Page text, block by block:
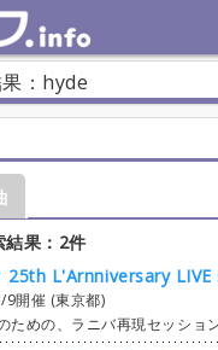
：hyde
結果：2件
25th L'Arnniversary
開催 (東京都)
す。Ｖｏ参加者のみ募集します。 遊びでラルク以外（乃木坂46,欅坂46）の曲も4曲ほど演奏します。ヲタさんの参加も 募集します。 セトリについては25th ﾗﾆﾊﾞ全曲 +α+乃木坂欅坂で50曲程度です。 参加人数次第ですが、一人3曲～4曲歌っていただける予定です。 mixi内でも参加者を募集しているため、そちらと調整しながらエントリーを進めます。 楽曲エントリーの開始は6/9